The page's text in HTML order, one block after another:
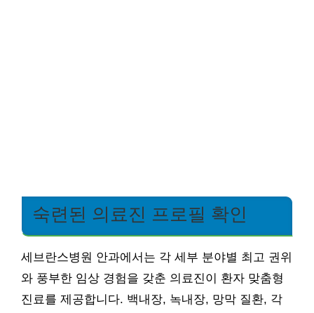
숙련된 의료진 프로필 확인
세브란스병원 안과에서는 각 세부 분야별 최고 권위
와 풍부한 임상 경험을 갖춘 의료진이 환자 맞춤형
진료를 제공합니다. 백내장, 녹내장, 망막 질환, 각